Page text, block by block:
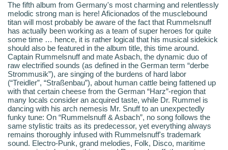
The fifth album from Germany's most charming and relentlessly
melodic strong man is here! Aficionados of the musclebound
titan will most probably be aware of the fact that Rummelsnuff
has actually been working as a team of super heroes for quite
some time … hence, it is rather logical that his musical sidekick
should also be featured in the album title, this time around.
Captain Rummelsnuff and mate Asbach, the dynamic duo of
raw electrified sounds (as defined in the German term “derbe
Strommusik”), are singing of the burdens of hard labor
(“Treidler”, “Straßenbau”), about human cattle being fattened up
with that certain cheese from the German “Harz”-region that
many locals consider an acquired taste, while Dr. Rummel is
dancing with his arch nemesis Mr. Snuff to an unexpectedly
funky tune: On “Rummelsnuff & Asbach”, no song follows the
same stylistic traits as its predecessor, yet everything always
remains thoroughly infused with Rummelsnuff's trademark
sound. Electro-Punk, grand melodies, Folk, Disco, maritime